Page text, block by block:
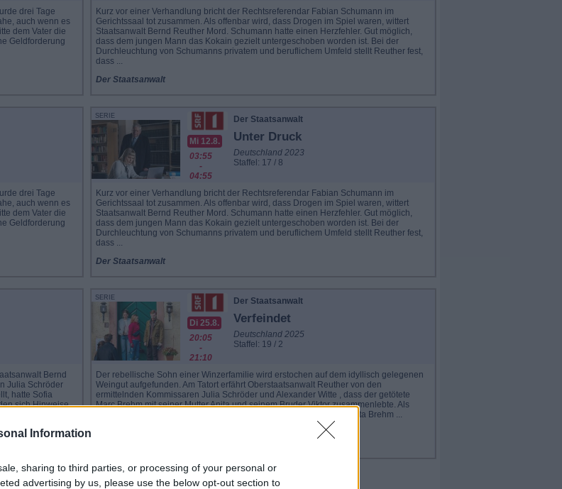
Information
sharing to third parties, or processing of your personal or
advertising by us, please use the below opt-out section to
drei Tage
auch wenn es
dem Vater die
Geldforderung
Kurz vor einer Verhandlung bricht der Rechtsreferendar Fabian Schumann im
Gerichtssaal tot zusammen. Als offenbar wird, dass Drogen im Spiel waren, wittert
Staatsanwalt Bernd Reuther Mord. Schumann hatte einen Herzfehler. Gut möglich,
dass dem jungen Mann das Kokain gezielt untergeschoben worden ist. Bei der
Durchleuchtung von Schumanns privatem und beruflichem Umfeld stellt Reuther fest,
dass ...
Der Staatsanwalt
drei Tage
auch wenn es
dem Vater die
Geldforderung
SERIE
Mi 12.8.
03:55
-
04:55
Der Staatsanwalt
Unter Druck
Deutschland 2023
Staffel: 17 / 8
Kurz vor einer Verhandlung bricht der Rechtsreferendar Fabian Schumann im
Gerichtssaal tot zusammen. Als offenbar wird, dass Drogen im Spiel waren, wittert
Staatsanwalt Bernd Reuther Mord. Schumann hatte einen Herzfehler. Gut möglich,
dass dem jungen Mann das Kokain gezielt untergeschoben worden ist. Bei der
Durchleuchtung von Schumanns privatem und beruflichem Umfeld stellt Reuther fest,
dass ...
Der Staatsanwalt
Bernd
Julia Schröder
hatte Sofia
sich Hinweise
SERIE
Di 25.8.
20:05
-
21:10
Der Staatsanwalt
Verfeindet
Deutschland 2025
Staffel: 19 / 2
Der rebellische Sohn einer Winzerfamilie wird erstochen auf dem idyllisch gelegenen
Weingut aufgefunden. Am Tatort erfährt Oberstaatsanwalt Reuther von den
ermittelnden Kommissaren Julia Schröder und Alexander Witte , dass der getötete
Marc Brehm mit seiner Mutter Anita und seinem Bruder Viktor zusammenlebte. Als
Tatwaffe wird eine alte, blutbefleckte Rebenschere sichergestellt. Anita Brehm ...